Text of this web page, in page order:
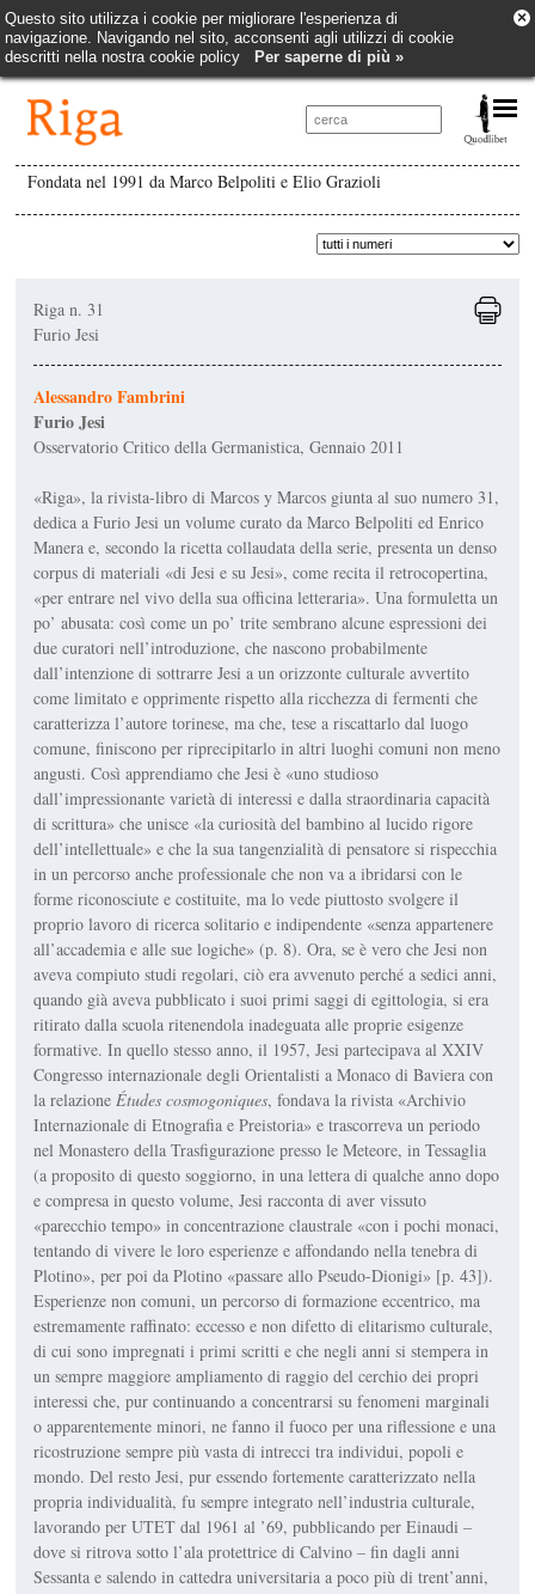
Questo sito utilizza i cookie per migliorare l'esperienza di
navigazione. Navigando nel sito, acconsenti agli utilizzi di cookie
descritti nella nostra cookie policy
Per saperne di più »
×
Fondata nel 1991 da Marco Belpoliti e Elio Grazioli
Riga n. 31
Furio Jesi
Alessandro Fambrini
Furio Jesi
Osservatorio Critico della Germanistica, Gennaio 2011
«Riga», la rivista-libro di Marcos y Marcos giunta al suo numero 31,
dedica a Furio Jesi un volume curato da Marco Belpoliti ed Enrico
Manera e, secondo la ricetta collaudata della serie, presenta un denso
corpus di materiali «di Jesi e su Jesi», come recita il retrocopertina,
«per entrare nel vivo della sua officina letteraria». Una formuletta un
po’ abusata: così come un po’ trite sembrano alcune espressioni dei
due curatori nell’introduzione, che nascono probabilmente
dall’intenzione di sottrarre Jesi a un orizzonte culturale avvertito
come limitato e opprimente rispetto alla ricchezza di fermenti che
caratterizza l’autore torinese, ma che, tese a riscattarlo dal luogo
comune, finiscono per riprecipitarlo in altri luoghi comuni non meno
angusti. Così apprendiamo che Jesi è «uno studioso
dall’impressionante varietà di interessi e dalla straordinaria capacità
di scrittura» che unisce «la curiosità del bambino al lucido rigore
dell’intellettuale» e che la sua tangenzialità di pensatore si rispecchia
in un percorso anche professionale che non va a ibridarsi con le
forme riconosciute e costituite, ma lo vede piuttosto svolgere il
proprio lavoro di ricerca solitario e indipendente «senza appartenere
all’accademia e alle sue logiche» (p. 8). Ora, se è vero che Jesi non
aveva compiuto studi regolari, ciò era avvenuto perché a sedici anni,
quando già aveva pubblicato i suoi primi saggi di egittologia, si era
ritirato dalla scuola ritenendola inadeguata alle proprie esigenze
formative. In quello stesso anno, il 1957, Jesi partecipava al XXIV
Congresso internazionale degli Orientalisti a Monaco di Baviera con
la relazioneÉtudes cosmogoniques, fondava la rivista «Archivio
Internazionale di Etnografia e Preistoria» e trascorreva un periodo
nel Monastero della Trasfigurazione presso le Meteore, in Tessaglia
(a proposito di questo soggiorno, in una lettera di qualche anno dopo
e compresa in questo volume, Jesi racconta di aver vissuto
«parecchio tempo» in concentrazione claustrale «con i pochi monaci,
tentando di vivere le loro esperienze e affondando nella tenebra di
Plotino», per poi da Plotino «passare allo Pseudo-Dionigi» [p. 43]).
Esperienze non comuni, un percorso di formazione eccentrico, ma
estremamente raffinato: eccesso e non difetto di elitarismo culturale,
di cui sono impregnati i primi scritti e che negli anni si stempera in
un sempre maggiore ampliamento di raggio del cerchio dei propri
interessi che, pur continuando a concentrarsi su fenomeni marginali
o apparentemente minori, ne fanno il fuoco per una riflessione e una
ricostruzione sempre più vasta di intrecci tra individui, popoli e
mondo. Del resto Jesi, pur essendo fortemente caratterizzato nella
propria individualità, fu sempre integrato nell’industria culturale,
lavorando per UTET dal 1961 al ’69, pubblicando per Einaudi –
dove si ritrova sotto l’ala protettrice di Calvino – fin dagli anni
Sessanta e salendo in cattedra universitaria a poco più di trent’anni,